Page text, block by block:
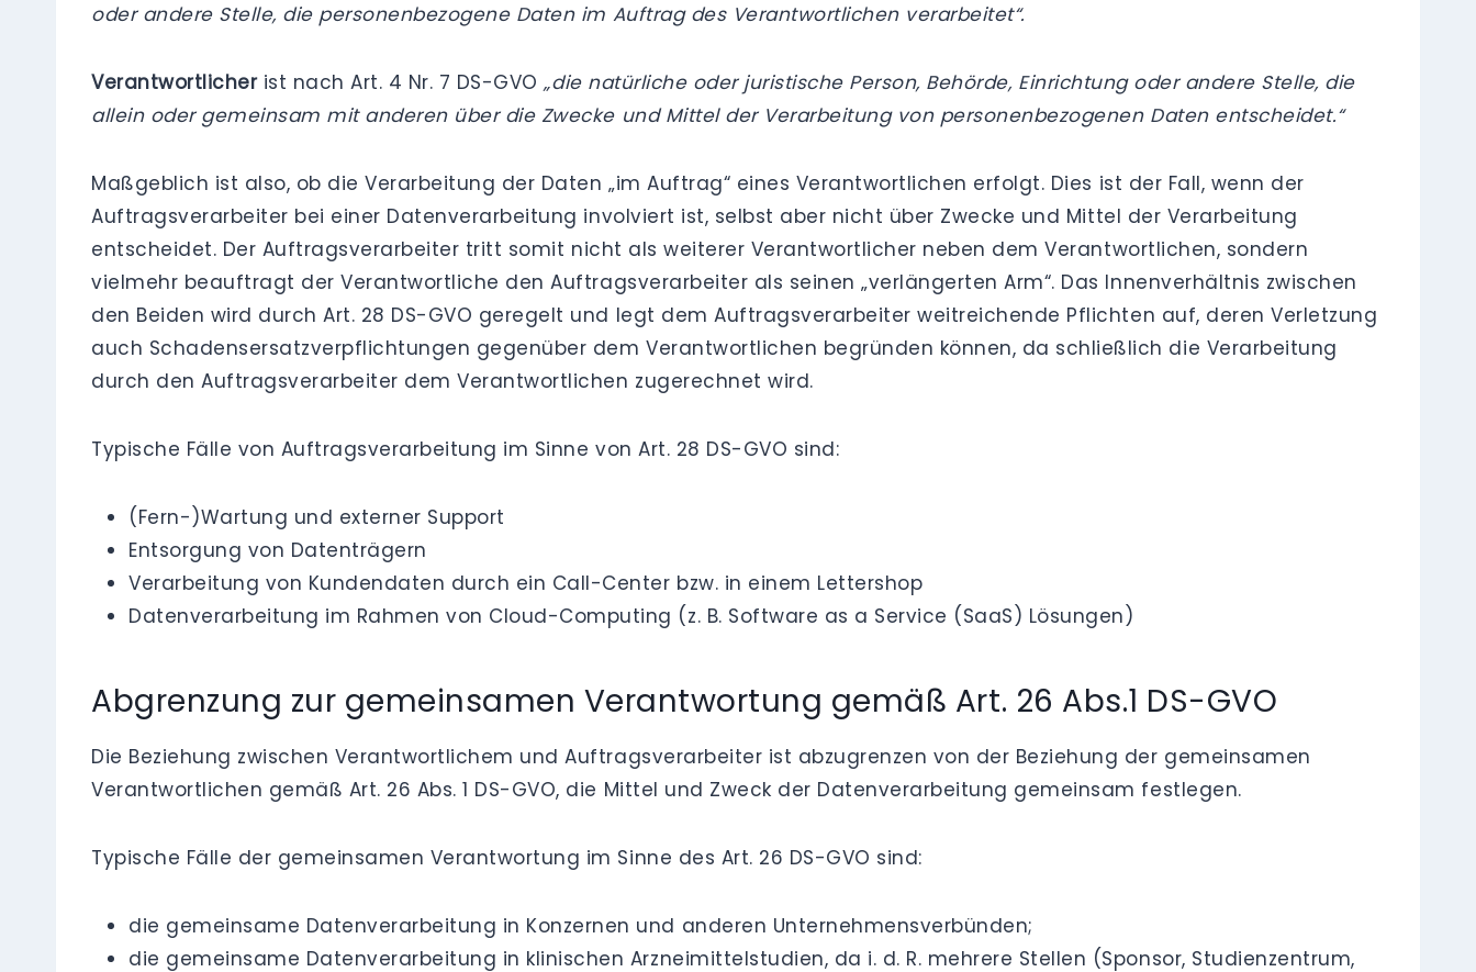
oder andere Stelle, die personenbezogene Daten im Auftrag des Verantwortlichen verarbeitet“.
Verantwortlicherist nach Art. 4 Nr. 7 DS-GVO„die natürliche oder juristische Person, Behörde, Einrichtung oder andere Stelle, die
allein oder gemeinsam mit anderen über die Zwecke und Mittel der Verarbeitung von personenbezogenen Daten entscheidet.“
Maßgeblich ist also, ob die Verarbeitung der Daten „im Auftrag“ eines Verantwortlichen erfolgt. Dies ist der Fall, wenn der
Auftragsverarbeiter bei einer Datenverarbeitung involviert ist, selbst aber nicht über Zwecke und Mittel der Verarbeitung
entscheidet. Der Auftragsverarbeiter tritt somit nicht als weiterer Verantwortlicher neben dem Verantwortlichen, sondern
vielmehr beauftragt der Verantwortliche den Auftragsverarbeiter als seinen „verlängerten Arm“. Das Innenverhältnis zwischen
den Beiden wird durch Art. 28 DS-GVO geregelt und legt dem Auftragsverarbeiter weitreichende Pflichten auf, deren Verletzung
auch Schadensersatzverpflichtungen gegenüber dem Verantwortlichen begründen können, da schließlich die Verarbeitung
durch den Auftragsverarbeiter dem Verantwortlichen zugerechnet wird.
Typische Fälle von Auftragsverarbeitung im Sinne von Art. 28 DS-GVO sind:
(Fern-)Wartung und externer Support
Entsorgung von Datenträgern
Verarbeitung von Kundendaten durch ein Call-Center bzw. in einem Lettershop
Datenverarbeitung im Rahmen von Cloud-Computing (z. B. Software as a Service (SaaS) Lösungen)
Abgrenzung zur gemeinsamen Verantwortung gemäß Art. 26 Abs.1 DS-GVO
Die Beziehung zwischen Verantwortlichem und Auftragsverarbeiter ist abzugrenzen von der Beziehung der gemeinsamen
Verantwortlichen gemäß Art. 26 Abs. 1 DS-GVO, die Mittel und Zweck der Datenverarbeitung gemeinsam festlegen.
Typische Fälle der gemeinsamen Verantwortung im Sinne des Art. 26 DS-GVO sind:
die gemeinsame Datenverarbeitung in Konzernen und anderen Unternehmensverbünden;
die gemeinsame Datenverarbeitung in klinischen Arzneimittelstudien, da i. d. R. mehrere Stellen (Sponsor, Studienzentrum,